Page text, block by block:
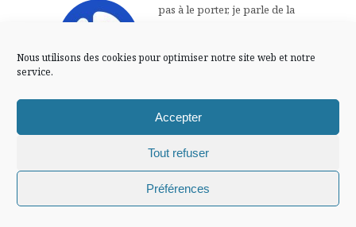
Nous utilisons des cookies pour optimiser notre site web et notre
service.
Accepter
Tout refuser
Préférences
pas à le porter, je parle de la
met autour de la tête, pas la
à part ça j’aime beaucoup je
27 FÉVRIER 2012 AT
11 H 07 MIN
Mentions légales Confidentialité